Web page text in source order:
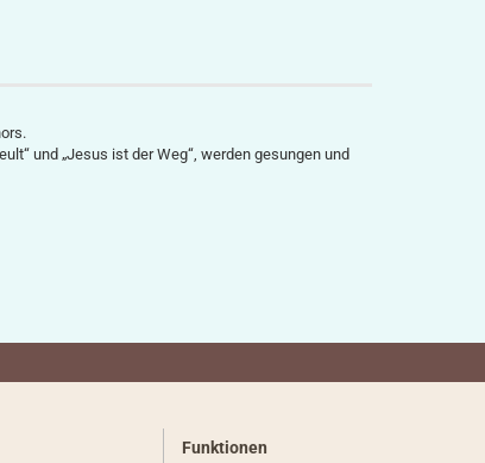
und „Jesus ist der Weg“, werden gesungen und
Funktionen